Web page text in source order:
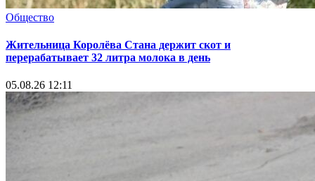
Общество
Жительница Королёва Стана держит скот и
перерабатывает 32 литра молока в день
05.08.26 12:11